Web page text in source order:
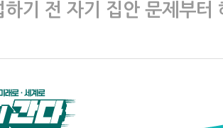
기 전 자기 집안 문제부터